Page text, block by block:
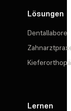
Lösungen
Dentallabore
Lernen